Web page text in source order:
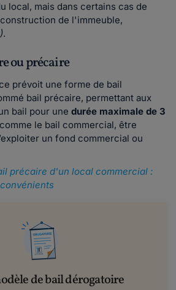
local, mais dans certains cas de
de l'immeuble,
.
ou précaire
prévoit une forme de bail
bail précaire, permettant aux
bail pour une durée maximale de 3
le bail commercial, être
un fond commercial ou
précaire d'un local commercial :
de bail dérogatoire